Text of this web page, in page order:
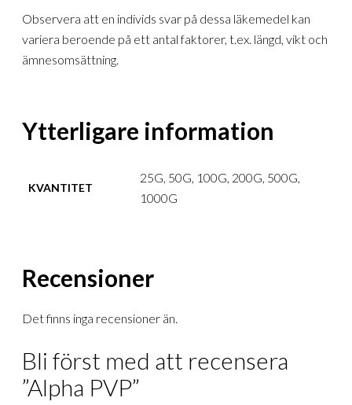
Observera att en individs svar på dessa läkemedel kan
variera beroende på ett antal faktorer, t.ex. längd, vikt och
ämnesomsättning.
Ytterligare information
KVANTITET
25G, 50G, 100G, 200G, 500G,
1000G
Recensioner
Det finns inga recensioner än.
Bli först med att recensera
”Alpha PVP”